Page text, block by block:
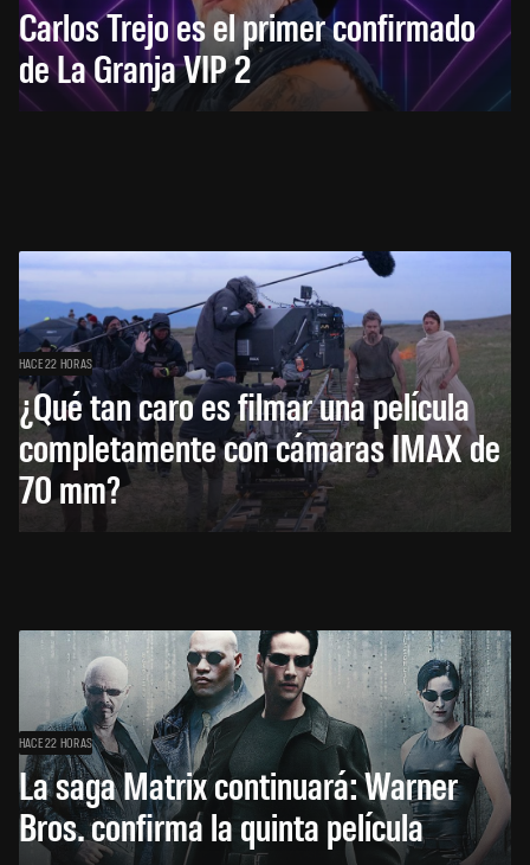
Carlos Trejo es el primer confirmado
de La Granja VIP 2
HACE 22 HORAS
¿Qué tan caro es filmar una película
completamente con cámaras IMAX de
70 mm?
HACE 22 HORAS
La saga Matrix continuará: Warner
Bros. confirma la quinta película